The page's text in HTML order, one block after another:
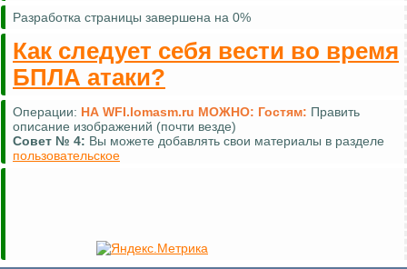
Разработка страницы завершена на 0%
Как следует себя вести во время
БПЛА атаки?
Операции: НА WFI.lomasm.ru МОЖНО: Гостям: Править
описание изображений (почти везде)
Совет № 4: Вы можете добавлять свои материалы в разделе
пользовательское